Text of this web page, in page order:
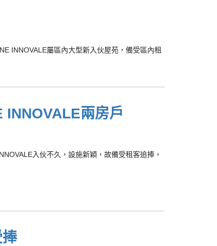
INNOVALE屬區內大型新入伙屋苑，備受區內租
INNOVALE兩房戶
入伙不久，設施新穎，故備受租客追捧，